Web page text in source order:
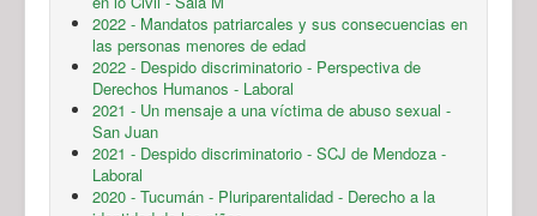
2022 - Mandatos patriarcales y sus consecuencias en
las personas menores de edad
2022 - Despido discriminatorio - Perspectiva de
Derechos Humanos - Laboral
2021 - Un mensaje a una víctima de abuso sexual -
San Juan
2021 - Despido discriminatorio - SCJ de Mendoza -
Laboral
2020 - Tucumán - Pluriparentalidad - Derecho a la